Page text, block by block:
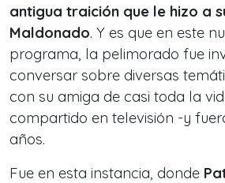
antigua traición que le hizo a
Maldonado. Y es que en este
programa, la pelimorado fue
conversar sobre diversas
con su amiga de casi toda la
compartido en televisión -y
años.
Fue en esta instancia, donde